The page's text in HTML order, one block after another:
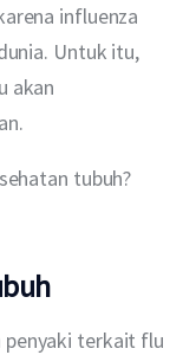
influenza
Untuk itu,
akan
tubuh?
penyaki terkait flu